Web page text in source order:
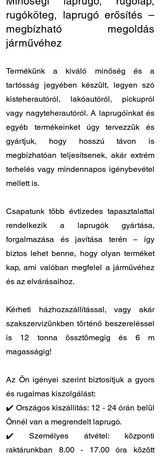
rugóköteg, laprugó erősítés –
megbízható megoldás
járművéhez
Termékünk a kiváló minőség és a
tartósság jegyében készült, legyen szó
kisteherautóról, lakóautóról, pickupról
vagy nagyteherautóról. A laprugóinkat és
egyéb termékeinket úgy tervezzük és
gyártjuk, hogy hosszú távon is
megbízhatóan teljesítsenek, akár extrém
terhelés vagy mindennapos igénybevétel
mellett is.
Csapatunk több évtizedes tapasztalattal
rendelkezik a laprugók gyártása,
forgalmazása és javítása terén – így
biztos lehet benne, hogy olyan terméket
kap, ami valóban megfelel a járművéhez
és az elvárásaihoz.
Kérheti házhozszállítással, vagy akár
szakszervizünkben történő beszereléssel
is 12 tonna össztömegig és 6 m
magasságig!
Az Ön igényei szerint biztosítjuk a gyors
és rugalmas kiszolgálást:
✔️ Országos kiszállítás: 12 - 24 órán belül
Önnél van a megrendelt laprugó.
✔️ Személyes átvétel: központi
raktárunkban 8.00 - 17.00óra között